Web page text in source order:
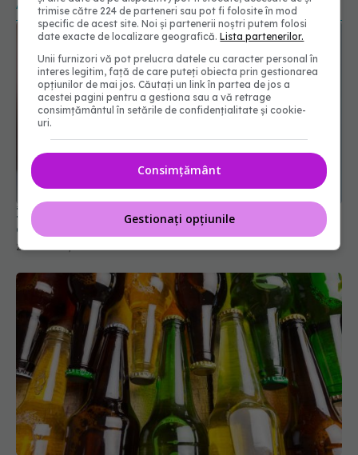
ARTICOLE SIMILARE
În cât timp se vindecă o vânătaie și cum o tratezi
corect
25 noi 2025, 19:26
trimise către 224 de parteneri sau pot fi folosite în mod
specific de acest site. Noi și partenerii noștri putem folosi
date exacte de localizare geografică.Lista partenerilor.
Unii furnizori vă pot prelucra datele cu caracter personal în
interes legitim, față de care puteți obiecta prin gestionarea
opțiunilor de mai jos. Căutați un link în partea de jos a
acestei pagini pentru a gestiona sau a vă retrage
consimțământul în setările de confidențialitate și cookie-
uri.
Consimțământ
Gestionați opțiunile